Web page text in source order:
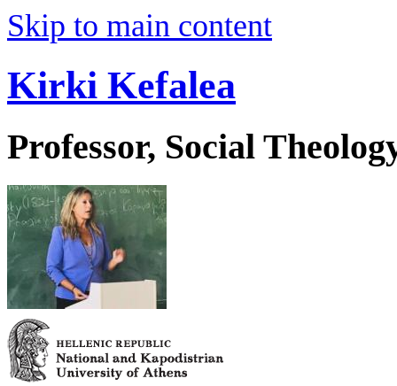
Skip to main content
Kirki Kefalea
Professor, Social